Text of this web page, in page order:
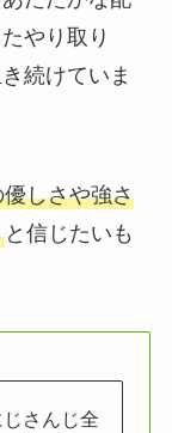
やり取り
続けていま
優しさや強さ
と信じたいも
じさんじ全